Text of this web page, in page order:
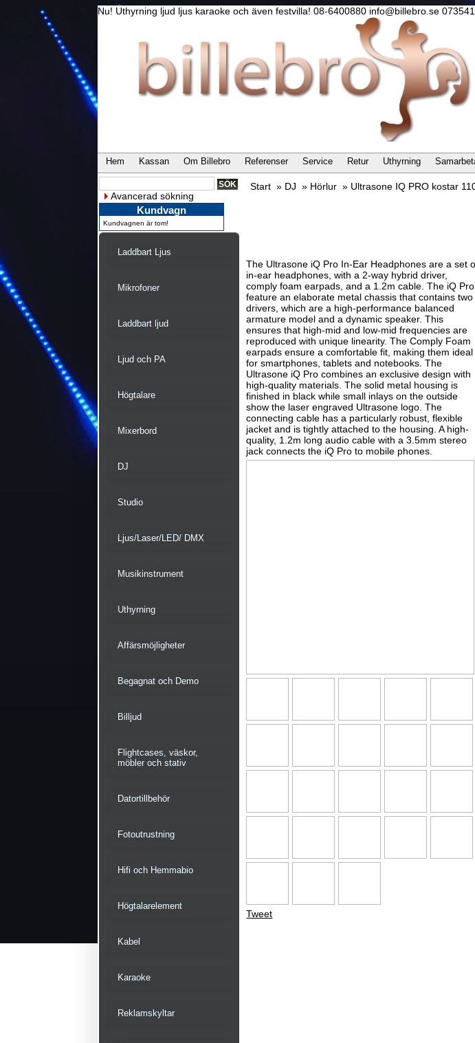
Nu! Uthyrning ljud ljus karaoke och även festvilla! 08-6400880 info@billebro.se
Hem Kassan Om Billebro Referenser Service Retur Uthyrning
Avancerad sökning
Kundvagn
Kundvagnen är tom!
Laddbart Ljus
Mikrofoner
Laddbart ljud
Ljud och PA
Högtalare
Mixerbord
DJ
Studio
Ljus/Laser/LED/ DMX
Musikinstrument
Uthyrning
Affärsmöjligheter
Begagnat och Demo
Billjud
Flightcases, väskor,
möbler och stativ
Datortillbehör
Fotoutrustning
Hifi och Hemmabio
Högtalarelement
Kabel
Karaoke
Reklamskyltar
Start » DJ » Hörlur » Ultrasone IQ PRO kostar
The Ultrasone iQ Pro In-Ear Headphones are a set
in-ear headphones, with a 2-way hybrid driver,
comply foam earpads, and a 1.2m cable. The iQ Pro
feature an elaborate metal chassis that contains two
drivers, which are a high-performance balanced
armature model and a dynamic speaker. This
ensures that high-mid and low-mid frequencies are
reproduced with unique linearity. The Comply Foam
earpads ensure a comfortable fit, making them ideal
for smartphones, tablets and notebooks. The
Ultrasone iQ Pro combines an exclusive design with
high-quality materials. The solid metal housing is
finished in black while small inlays on the outside
show the laser engraved Ultrasone logo. The
connecting cable has a particularly robust, flexible
jacket and is tightly attached to the housing. A high-
quality, 1.2m long audio cable with a 3.5mm stereo
jack connects the iQ Pro to mobile phones.
Tweet